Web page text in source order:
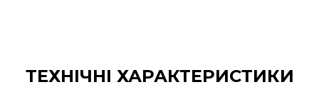
ТЕХНІЧНІ ХАРАКТЕРИСТИКИ